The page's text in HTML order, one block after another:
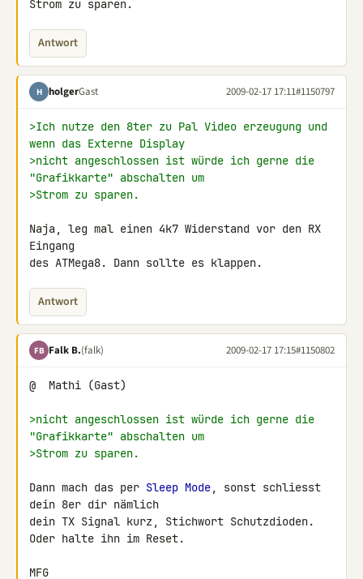
Strom zu sparen.
Antwort
H holgerGast 2009-02-17 17:11#1150797
>Ich nutze den 8ter zu Pal Video erzeugung und
wenn das Externe Display
>nicht angeschlossen ist würde ich gerne die
"Grafikkarte" abschalten um
>Strom zu sparen.
Naja, leg mal einen 4k7 Widerstand vor den RX
Eingang
des ATMega8. Dann sollte es klappen.
Antwort
FB Falk B.(falk) 2009-02-17 17:15#1150802
@  Mathi (Gast)
>nicht angeschlossen ist würde ich gerne die
"Grafikkarte" abschalten um
>Strom zu sparen.
Dann mach das per Sleep Mode, sonst schliesst
dein 8er dir nämlich
dein TX Signal kurz, Stichwort Schutzdioden.
Oder halte ihn im Reset.
MFG